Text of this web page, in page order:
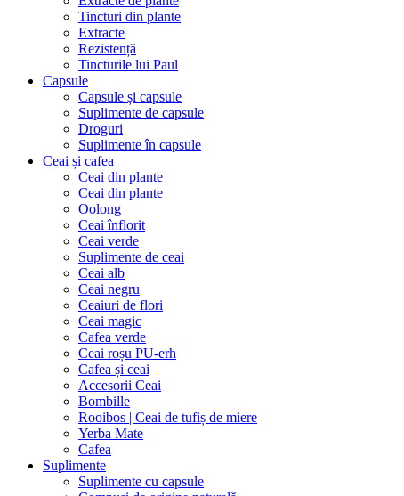
Tincturi din plante
Extracte
Rezistență
Tincturile lui Paul
Capsule
Capsule și capsule
Suplimente de capsule
Droguri
Suplimente în capsule
Ceai și cafea
Ceai din plante
Ceai din plante
Oolong
Ceai înflorit
Ceai verde
Suplimente de ceai
Ceai alb
Ceai negru
Ceaiuri de flori
Ceai magic
Cafea verde
Ceai roșu PU-erh
Cafea și ceai
Accesorii Ceai
Bombille
Rooibos | Ceai de tufiș de miere
Yerba Mate
Cafea
Suplimente
Suplimente cu capsule